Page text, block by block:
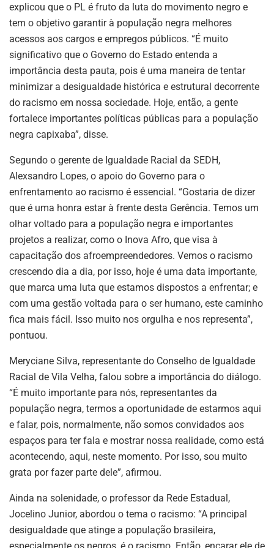
explicou que o PL é fruto da luta do movimento negro e
tem o objetivo garantir à população negra melhores
acessos aos cargos e empregos públicos. “É muito
significativo que o Governo do Estado entenda a
importância desta pauta, pois é uma maneira de tentar
minimizar a desigualdade histórica e estrutural decorrente
do racismo em nossa sociedade. Hoje, então, a gente
fortalece importantes políticas públicas para a população
negra capixaba”, disse.
Segundo o gerente de Igualdade Racial da SEDH,
Alexsandro Lopes, o apoio do Governo para o
enfrentamento ao racismo é essencial. “Gostaria de dizer
que é uma honra estar à frente desta Gerência. Temos um
olhar voltado para a população negra e importantes
projetos a realizar, como o Inova Afro, que visa à
capacitação dos afroempreendedores. Vemos o racismo
crescendo dia a dia, por isso, hoje é uma data importante,
que marca uma luta que estamos dispostos a enfrentar; e
com uma gestão voltada para o ser humano, este caminho
fica mais fácil. Isso muito nos orgulha e nos representa”,
pontuou.
Meryciane Silva, representante do Conselho de Igualdade
Racial de Vila Velha, falou sobre a importância do diálogo.
“É muito importante para nós, representantes da
população negra, termos a oportunidade de estarmos aqui
e falar, pois, normalmente, não somos convidados aos
espaços para ter fala e mostrar nossa realidade, como está
acontecendo, aqui, neste momento. Por isso, sou muito
grata por fazer parte dele”, afirmou.
Ainda na solenidade, o professor da Rede Estadual,
Jocelino Junior, abordou o tema o racismo: “A principal
desigualdade que atinge a população brasileira,